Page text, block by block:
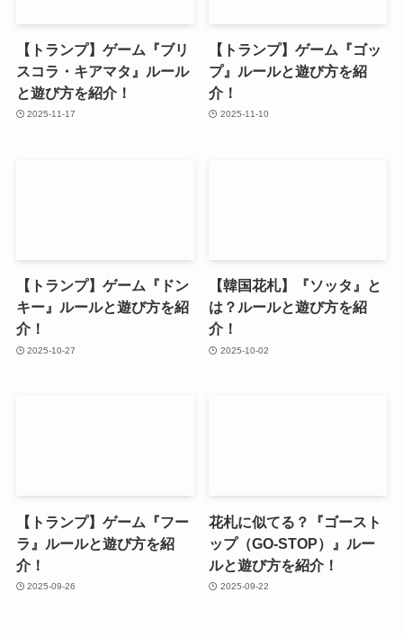
【トランプ】ゲーム『ブリ
スコラ・キアマタ』ルール
と遊び方を紹介！
2025-11-17
【トランプ】ゲーム『ゴッ
プ』ルールと遊び方を紹
介！
2025-11-10
【トランプ】ゲーム『ドン
キー』ルールと遊び方を紹
介！
2025-10-27
【韓国花札】『ソッタ』と
は？ルールと遊び方を紹
介！
2025-10-02
【トランプ】ゲーム『フー
ラ』ルールと遊び方を紹
介！
2025-09-26
花札に似てる？『ゴースト
ップ（GO-STOP）』ルー
ルと遊び方を紹介！
2025-09-22